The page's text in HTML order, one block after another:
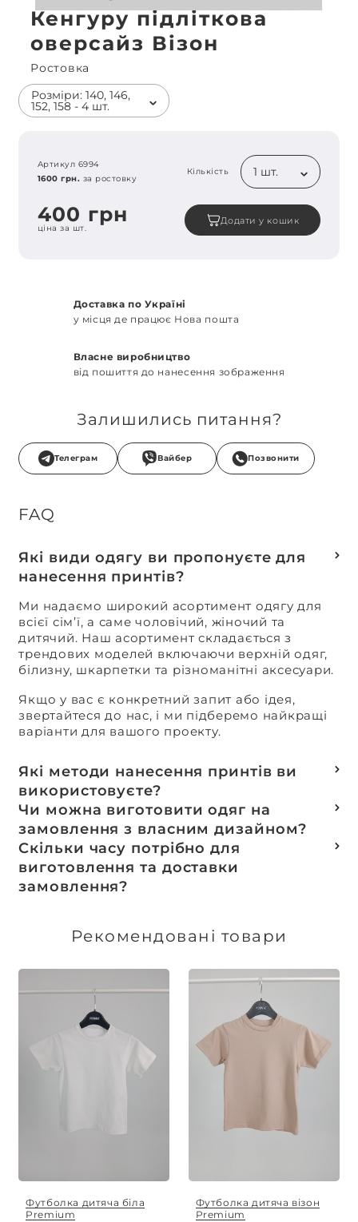
Кенгуру підліткова
оверсайз Візон
Ростовка
Розміри: 140, 146,
152, 158 - 4 шт.
Артикул 6994
1600 грн. за ростовку
Кількість 1 шт.
400 грн
ціна за шт.
Додати у кошик
Доставка по Україні
у місця де працює Нова пошта
Власне виробництво
від пошиття до нанесення зображення
Залишились питання?
Телеграм Вайбер Позвонити
FAQ
Які види одягу ви пропонуєте для
нанесення принтів?
Ми надаємо широкий асортимент одягу для
всієї сім’ї, а саме чоловічий, жіночий та
дитячий. Наш асортимент складається з
трендових моделей включаючи верхній одяг,
білизну, шкарпетки та різноманітні аксесуари.
Якщо у вас є конкретний запит або ідея,
звертайтеся до нас, і ми підберемо найкращі
варіанти для вашого проекту.
Які методи нанесення принтів ви
використовуєте?
Термотранферний
Шовкотрафаретний
DTF – друк
Машинна вишивка
Чи можна виготовити одяг на
замовлення з власним дизайном?
Так, ми спеціалізуємося на розробці колекцій
та мерчу під ключ, цей процес включає підбір
тканин, розробку лекал, дизай та
завершується пошиттям готового виробу.
Скільки часу потрібно для
виготовлення та доставки
замовлення?
виготовлення індивідуальних замовлень
Рекомендовані товари
Футболка дитяча біла
Premium
Футболка дитяча візон
Premium